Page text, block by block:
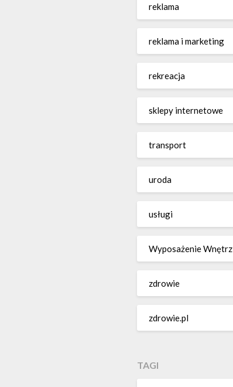
reklama
reklama i marketing
rekreacja
sklepy internetowe
transport
uroda
usługi
Wyposażenie Wnętrz
zdrowie
zdrowie.pl
TAGI